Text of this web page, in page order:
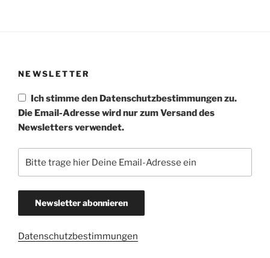
NEWSLETTER
Ich stimme den Datenschutzbestimmungen zu.
Die Email-Adresse wird nur zum Versand des
Newsletters verwendet.
Datenschutzbestimmungen